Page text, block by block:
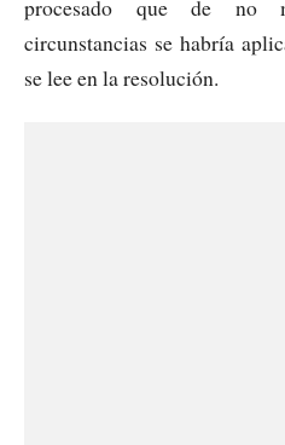
procesado que de no
circunstancias se habría
se lee en la resolución.